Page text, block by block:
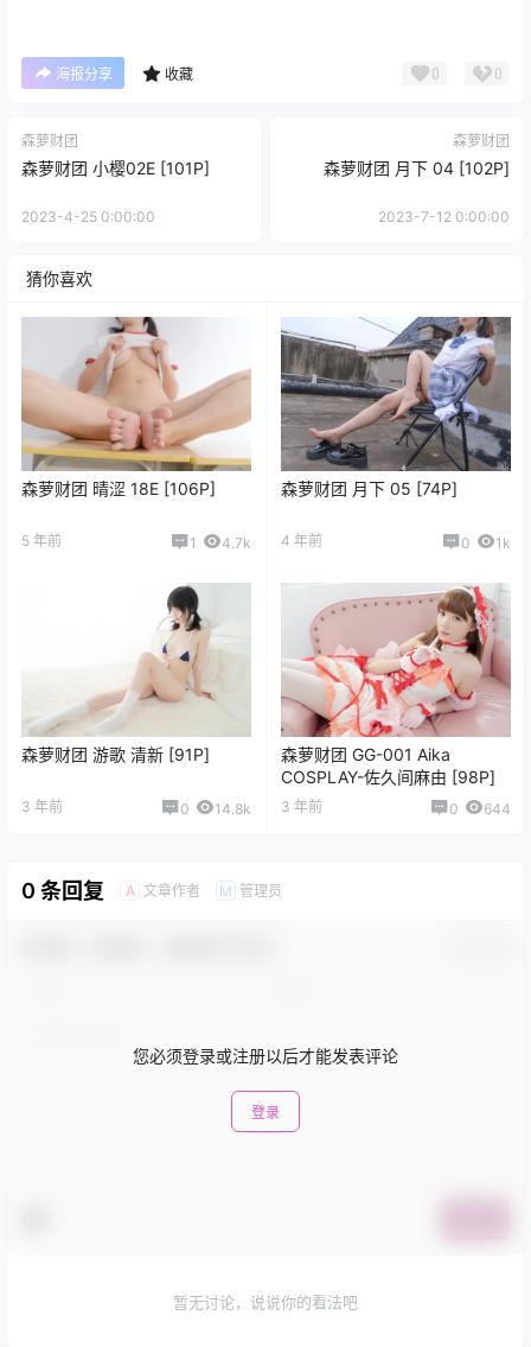
海报分享 收藏 0 0
森萝财团
森萝财团 小樱02E [101P]
2023-4-25 0:00:00
森萝财团
森萝财团 月下 04 [102P]
2023-7-12 0:00:00
猜你喜欢
森萝财团 晴涩 18E [106P]
5 年前 1 4.7k
森萝财团 月下 05 [74P]
4 年前 0 1k
森萝财团 游歌 清新 [91P]
3 年前 0 14.8k
森萝财团 GG-001 Aika
COSPLAY-佐久间麻由 [98P]
3 年前 0 644
0 条回复 A 文章作者 M 管理员
您必须登录或注册以后才能发表评论
登录
暂无讨论，说说你的看法吧